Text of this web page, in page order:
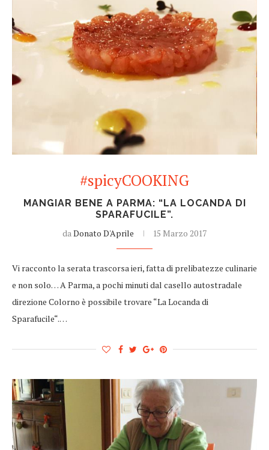
#spicyCOOKING
MANGIAR BENE A PARMA: “LA LOCANDA DI
SPARAFUCILE”.
daDonato D'Aprile 15 Marzo 2017
Vi racconto la serata trascorsa ieri, fatta di prelibatezze culinarie
e non solo… A Parma, a pochi minuti dal casello autostradale
direzione Colorno è possibile trovare “La Locanda di
Sparafucile“.…